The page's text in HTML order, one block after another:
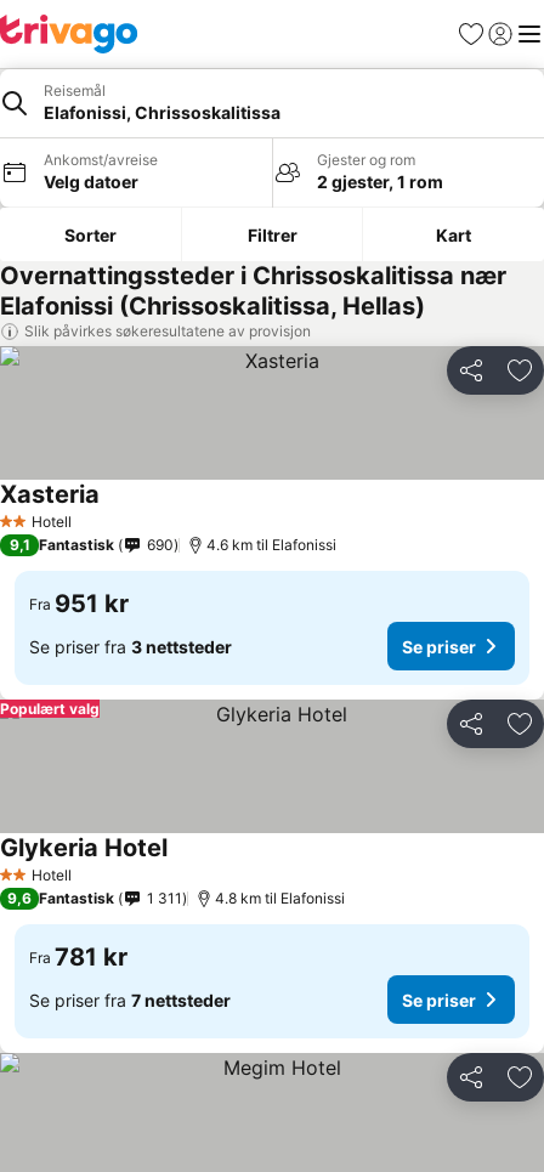
Favoritter
Logg
Reisemål
Elafonissi, Chrissoskalitissa
Ankomst/avreise
Velg datoer
Gjester og rom
2 gjester, 1 rom
Sorter Filtrer Kart
Overnattingssteder i Chrissoskalitissa nær
Elafonissi (Chrissoskalitissa, Hellas)
Slik påvirkes søkeresultatene av provisjon
Del
2 Stjerner
Hotell
Xasteria
9,1 Fantastisk 690 4.6 km til Elafonissi
Fra 951 kr
Se priser fra 3 nettsteder Se priser
Del
Populært valg
2 Stjerner
Hotell
Glykeria Hotel
9,6 Fantastisk 1 311 4.8 km til Elafonissi
Fra 781 kr
Se priser fra 7 nettsteder Se priser
Del